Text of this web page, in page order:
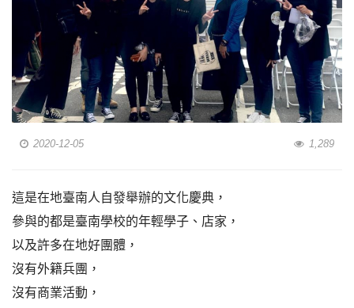
2020-12-05 1,289
這是在地臺南人自發舉辦的文化慶典，
參與的都是臺南學校的年輕學子、店家，
以及許多在地好團體，
沒有外籍兵團，
沒有商業活動，